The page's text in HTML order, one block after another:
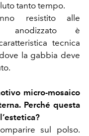
tanto tempo.
resistito alle
anodizzato è
tecnica
la gabbia deve
micro-mosaico
Perché questa
sul polso.